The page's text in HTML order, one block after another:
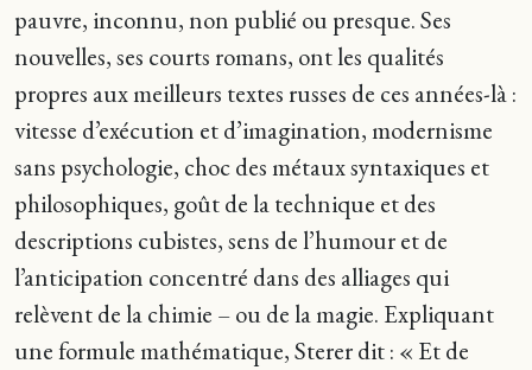
pauvre, inconnu, non publié ou presque. Ses
nouvelles, ses courts romans, ont les qualités
propres aux meilleurs textes russes de ces années-là :
vitesse d’exécution et d’imagination, modernisme
sans psychologie, choc des métaux syntaxiques et
philosophiques, goût de la technique et des
descriptions cubistes, sens de l’humour et de
l’anticipation concentré dans des alliages qui
relèvent de la chimie – ou de la magie. Expliquant
une formule mathématique, Sterer dit : « Et de